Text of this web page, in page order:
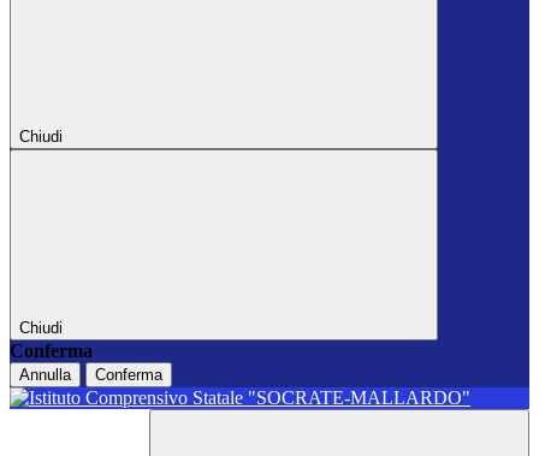
Chiudi
Chiudi
Conferma
Annulla Conferma